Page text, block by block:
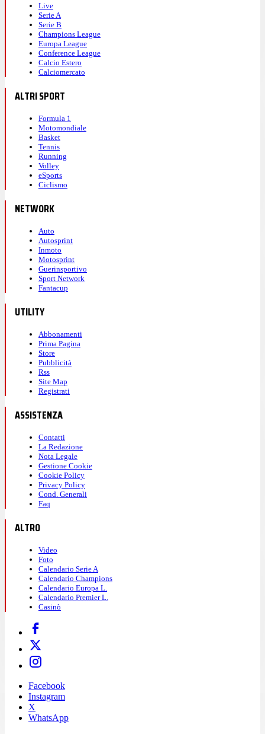
Live
Serie A
Serie B
Champions League
Europa League
Conference League
Calcio Estero
Calciomercato
ALTRI SPORT
Formula 1
Motomondiale
Basket
Tennis
Running
Volley
eSports
Ciclismo
NETWORK
Auto
Autosprint
Inmoto
Motosprint
Guerinsportivo
Sport Network
Fantacup
UTILITY
Abbonamenti
Prima Pagina
Store
Pubblicità
Rss
Site Map
Registrati
ASSISTENZA
Contatti
La Redazione
Nota Legale
Gestione Cookie
Cookie Policy
Privacy Policy
Cond. Generali
Faq
ALTRO
Video
Foto
Calendario Serie A
Calendario Champions
Calendario Europa L.
Calendario Premier L.
Casinò
Facebook
Instagram
X
WhatsApp